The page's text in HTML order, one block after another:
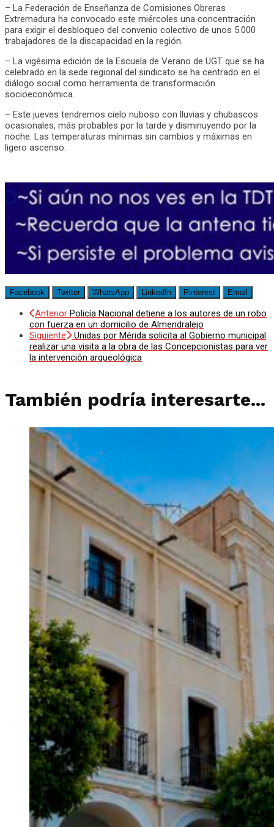
– La Federación de Enseñanza de Comisiones Obreras
Extremadura ha convocado este miércoles una concentración
para exigir el desbloqueo del convenio colectivo de unos 5.000
trabajadores de la discapacidad en la región.
– La vigésima edición de la Escuela de Verano de UGT que se ha
celebrado en la sede regional del sindicato se ha centrado en el
diálogo social como herramienta de transformación
socioeconómica.
– Este jueves tendremos cielo nuboso con lluvias y chubascos
ocasionales, más probables por la tarde y disminuyendo por la
noche. Las temperaturas mínimas sin cambios y máximas en
ligero ascenso.
Facebook Twitter WhatsApp LinkedIn Pinterest Email
Anterior Policía Nacional detiene a los autores de un robo
con fuerza en un domicilio de Almendralejo
Siguiente
Unidas por Mérida solicita al Gobierno municipal
realizar una visita a la obra de las Concepcionistas para ver
la intervención arqueológica
También podría interesarte...